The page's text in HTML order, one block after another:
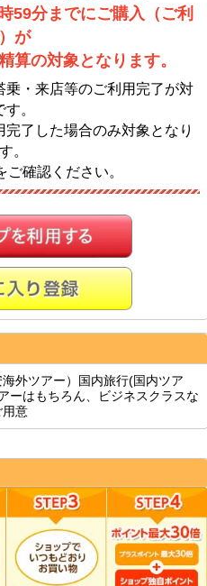
59分までにご購入（ご利
が
算の対象となります。
・来店等のご利用完了が対
。
了した場合のみ対象となり
。
ご確認ください。
外ツアー）国内旅行(国内ツア
ーはもちろん、ビジネスクラスな
用意